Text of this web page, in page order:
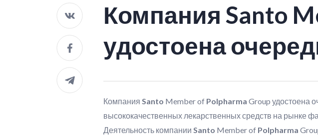
Компания Santo
удостоена
Компания Santo Member of Polpharma Group удостоена
высококачественных лекарственных средств на рынке
Деятельность компании Santo Member of Polpharma